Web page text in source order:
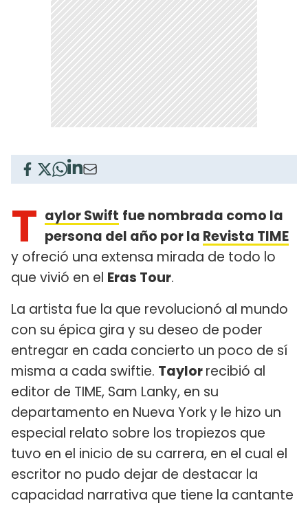
T aylor Swift fue nombrada como la
persona del año por la Revista TIME
y ofreció una extensa mirada de todo lo
que vivió en el Eras Tour.
La artista fue la que revolucionó al mundo
con su épica gira y su deseo de poder
entregar en cada concierto un poco de sí
misma a cada swiftie. Taylorrecibió al
editor de TIME, Sam Lanky, en su
departamento en Nueva York y le hizo un
especial relato sobre los tropiezos que
tuvo en el inicio de su carrera, en el cual el
escritor no pudo dejar de destacar la
capacidad narrativa que tiene la cantante